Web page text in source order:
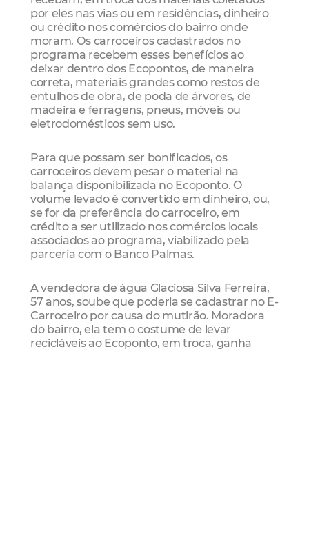
por eles nas vias ou em residências, dinheiro
ou crédito nos comércios do bairro onde
moram. Os carroceiros cadastrados no
programa recebem esses benefícios ao
deixar dentro dos Ecopontos, de maneira
correta, materiais grandes como restos de
entulhos de obra, de poda de árvores, de
madeira e ferragens, pneus, móveis ou
eletrodomésticos sem uso.
Para que possam ser bonificados, os
carroceiros devem pesar o material na
balança disponibilizada no Ecoponto. O
volume levado é convertido em dinheiro, ou,
se for da preferência do carroceiro, em
crédito a ser utilizado nos comércios locais
associados ao programa, viabilizado pela
parceria com o Banco Palmas.
A vendedora de água Glaciosa Silva Ferreira,
57 anos, soube que poderia se cadastrar no E-
Carroceiro por causa do mutirão. Moradora
do bairro, ela tem o costume de levar
recicláveis ao Ecoponto, em troca, ganha